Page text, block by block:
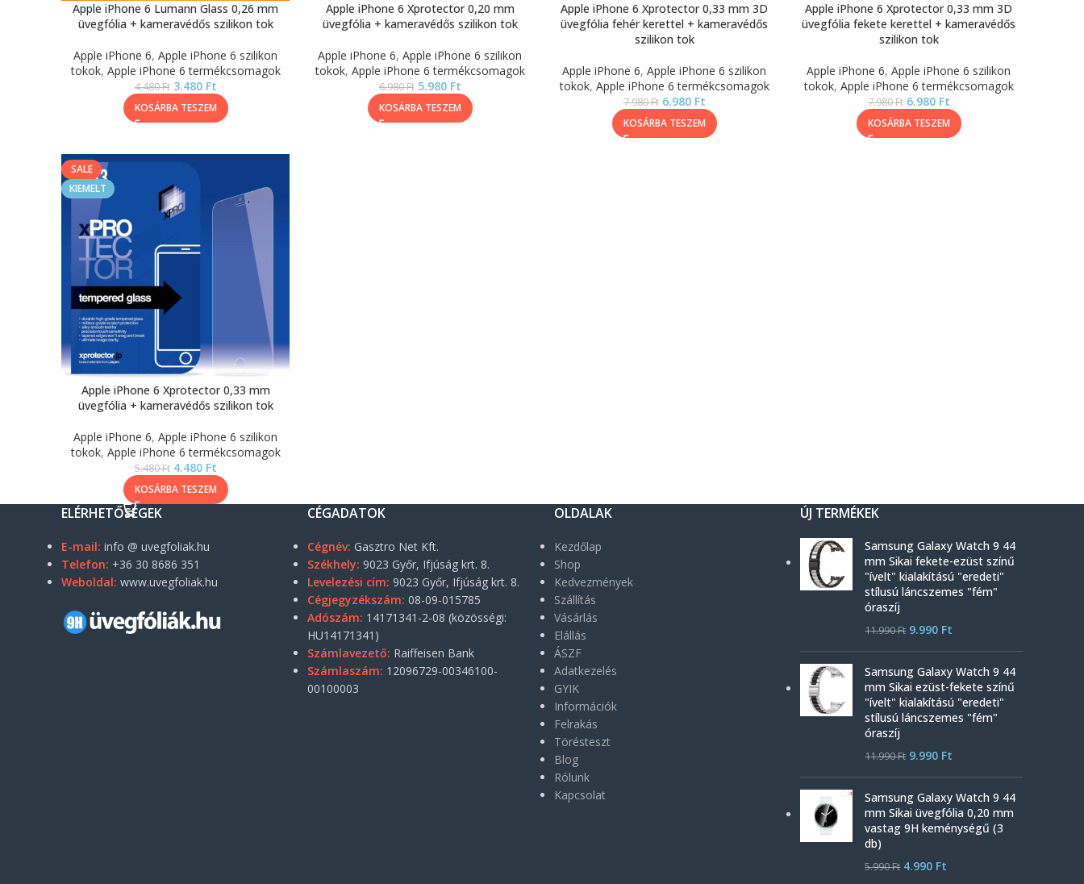
Apple iPhone 6 Lumann Glass 0,26 mm
üvegfólia + kameravédős szilikon tok
Apple iPhone 6, Apple iPhone 6 szilikon
tokok, Apple iPhone 6 termékcsomagok
4.480Ft 3.480 Ft
KOSÁRBA TESZEM
Apple iPhone 6 Xprotector 0,20 mm
üvegfólia + kameravédős szilikon tok
Apple iPhone 6, Apple iPhone 6 szilikon
tokok, Apple iPhone 6 termékcsomagok
6.980Ft 5.980 Ft
KOSÁRBA TESZEM
Apple iPhone 6 Xprotector 0,33 mm 3D
üvegfólia fehér kerettel + kameravédős
szilikon tok
Apple iPhone 6, Apple iPhone 6 szilikon
tokok, Apple iPhone 6 termékcsomagok
7.980Ft 6.980 Ft
KOSÁRBA TESZEM
Apple iPhone 6 Xprotector 0,33 mm 3D
üvegfólia fekete kerettel + kameravédős
szilikon tok
Apple iPhone 6, Apple iPhone 6 szilikon
tokok, Apple iPhone 6 termékcsomagok
7.980Ft 6.980 Ft
KOSÁRBA TESZEM
SALE
KIEMELT
Apple iPhone 6 Xprotector 0,33 mm
üvegfólia + kameravédős szilikon tok
Apple iPhone 6, Apple iPhone 6 szilikon
tokok, Apple iPhone 6 termékcsomagok
5.480Ft 4.480 Ft
KOSÁRBA TESZEM
ELÉRHETŐSÉGEK
E-mail: info @ uvegfoliak.hu
Telefon: +36 30 8686 351
Weboldal: www.uvegfoliak.hu
CÉGADATOK
Cégnév: Gasztro Net Kft.
Székhely: 9023 Győr, Ifjúság krt. 8.
Levelezési cím: 9023 Győr, Ifjúság krt. 8.
Cégjegyzékszám: 08-09-015785
Adószám: 14171341-2-08 (közösségi:
HU14171341)
Számlavezető: Raiffeisen Bank
Számlaszám: 12096729-00346100-
00100003
OLDALAK
Kezdőlap
Shop
Kedvezmények
Szállítás
Vásárlás
Elállás
ÁSZF
Adatkezelés
GYIK
Információk
Felrakás
Törésteszt
Blog
Rólunk
Kapcsolat
ÚJ TERMÉKEK
Samsung Galaxy Watch 9 44
mm Sikai fekete-ezüst színű
"ívelt" kialakítású "eredeti"
stílusú láncszemes "fém"
óraszíj
11.990Ft 9.990 Ft
Samsung Galaxy Watch 9 44
mm Sikai ezüst-fekete színű
"ívelt" kialakítású "eredeti"
stílusú láncszemes "fém"
óraszíj
11.990Ft 9.990 Ft
Samsung Galaxy Watch 9 44
mm Sikai üvegfólia 0,20 mm
vastag 9H keménységű (3
db)
5.990Ft 4.990 Ft